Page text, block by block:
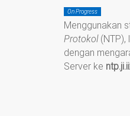
On Progress
Menggunakan
Protokol(NTP),
dengan
Server ke